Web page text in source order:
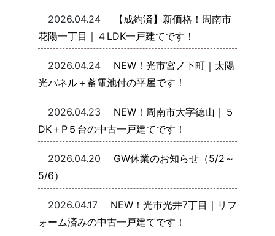
2026.04.24
【成約済】新価格！周南市
花陽一丁目｜４LDK一戸建てです！
2026.04.24
NEW！光市宮ノ下町｜太陽
光パネル＋蓄電池付の平屋です！
2026.04.23
NEW！周南市大字徳山｜５
DK＋P５台の中古一戸建てです！
2026.04.20
GW休業のお知らせ（5/2～
5/6）
2026.04.17
NEW！光市光井7丁目｜リフ
ォーム済みの中古一戸建てです！